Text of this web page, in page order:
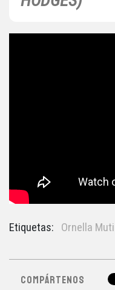
Etiquetas: Ornella Muti
COMPÁRTENOS